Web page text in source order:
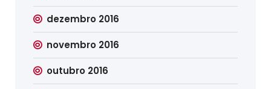
dezembro 2016
novembro 2016
outubro 2016